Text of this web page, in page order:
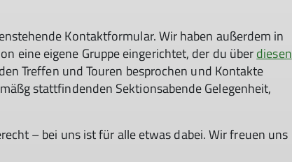
Kontaktformular. Wir haben außerdem in
eine eigene Gruppe eingerichtet, der du überdiesen
Treffen und Touren besprochen und Kontakte
stattfindenden Sektionsabende Gelegenheit,
– bei uns ist für alle etwas dabei. Wir freuen uns